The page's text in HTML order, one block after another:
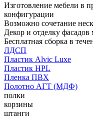
Изготовление мебели в
конфигурации
Возможно сочетание
Декор и отделку
Бесплатная сборка в
ЛДСП
Пластик Alvic Luxe
Пластик HPL
Пленка ПВХ
Полотно АГТ (МДФ)
полки
корзины
штанги